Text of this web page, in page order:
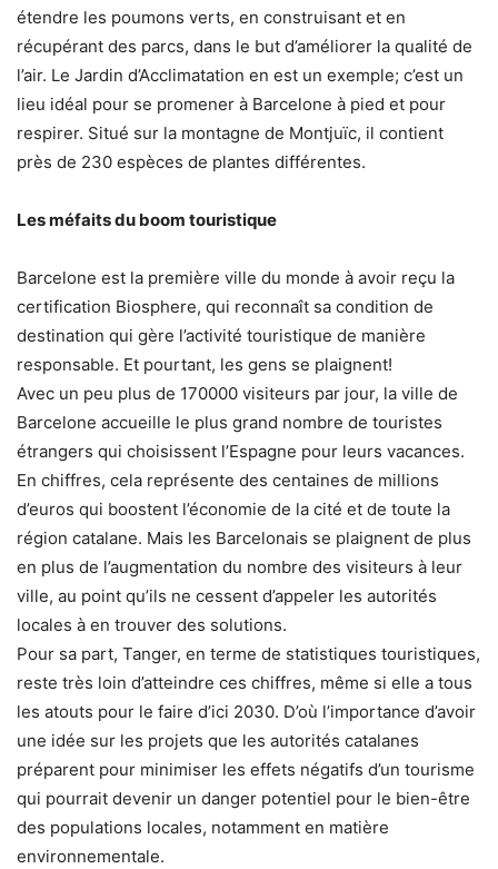
étendre les poumons verts, en construisant et en
récupérant des parcs, dans le but d’améliorer la qualité de
l’air. Le Jardin d’Acclimatation en est un exemple; c’est un
lieu idéal pour se promener à Barcelone à pied et pour
respirer. Situé sur la montagne de Montjuïc, il contient
près de 230 espèces de plantes différentes.
Les méfaits du boom touristique
Barcelone est la première ville du monde à avoir reçu la
certification Biosphere, qui reconnaît sa condition de
destination qui gère l’activité touristique de manière
responsable. Et pourtant, les gens se plaignent!
Avec un peu plus de 170000 visiteurs par jour, la ville de
Barcelone accueille le plus grand nombre de touristes
étrangers qui choisissent l’Espagne pour leurs vacances.
En chiffres, cela représente des centaines de millions
d’euros qui boostent l’économie de la cité et de toute la
région catalane. Mais les Barcelonais se plaignent de plus
en plus de l’augmentation du nombre des visiteurs à leur
ville, au point qu’ils ne cessent d’appeler les autorités
locales à en trouver des solutions.
Pour sa part, Tanger, en terme de statistiques touristiques,
reste très loin d’atteindre ces chiffres, même si elle a tous
les atouts pour le faire d’ici 2030. D’où l’importance d’avoir
une idée sur les projets que les autorités catalanes
préparent pour minimiser les effets négatifs d’un tourisme
qui pourrait devenir un danger potentiel pour le bien-être
des populations locales, notamment en matière
environnementale.